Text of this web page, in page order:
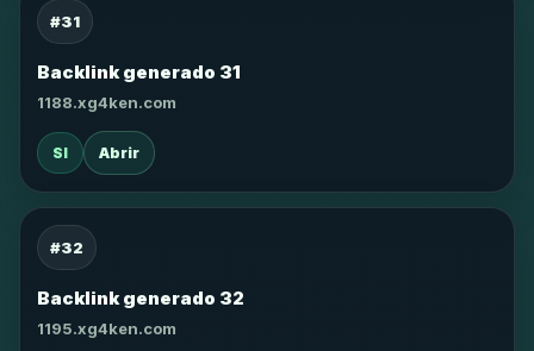
#31
Backlink generado 31
1188.xg4ken.com
SI Abrir
#32
Backlink generado 32
1195.xg4ken.com